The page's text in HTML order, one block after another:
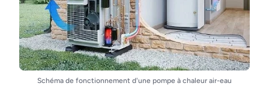
Schéma de fonctionnement d'une pompe à chaleur air-eau